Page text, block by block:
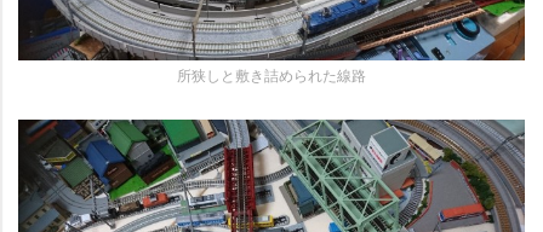
所狭しと敷き詰められた線路